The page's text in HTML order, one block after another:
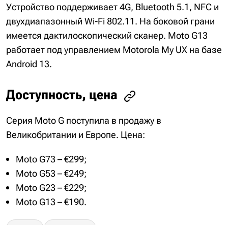
Устройство поддерживает 4G, Bluetooth 5.1, NFC и
двухдиапазонный Wi-Fi 802.11. На боковой грани
имеется дактилоскопический сканер. Moto G13
работает под управлением Motorola My UX на базе
Android 13.
Доступность, цена
Серия Moto G поступила в продажу в
Великобритании и Европе. Цена:
Moto G73 – €299;
Moto G53 – €249;
Moto G23 – €229;
Moto G13 – €190.